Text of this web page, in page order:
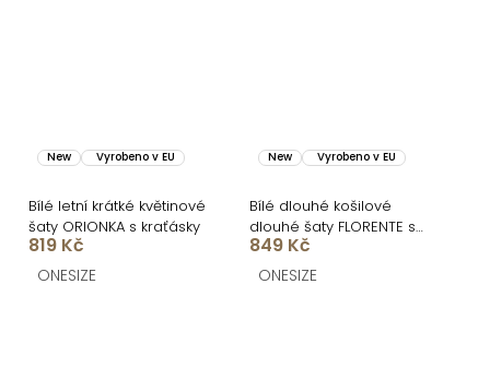
New Vyrobeno v EU
Bílé letní krátké květinové
šaty ORIONKA s kraťásky
819 Kč
ONESIZE
New Vyrobeno v EU
Bílé dlouhé košilové
dlouhé šaty FLORENTE s
páskem
849 Kč
ONESIZE